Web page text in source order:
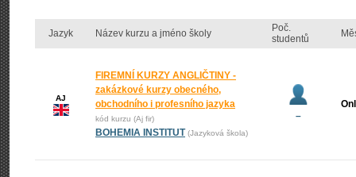
Jazyk Název kurzu a jméno školy
Poč.
studentů
AJ
FIREMNÍ KURZY ANGLIČTINY -
zakázkové kurzy obecného,
obchodního i profesního jazyka
kód kurzu (Aj fir)
BOHEMIA INSTITUT (Jazyková škola)
–